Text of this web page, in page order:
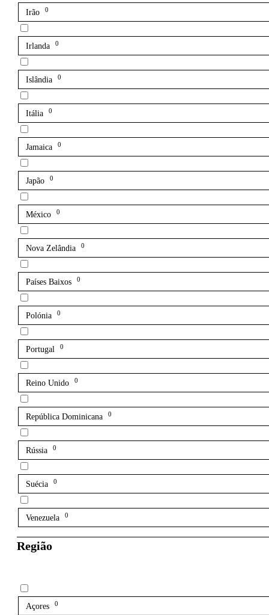
Irão 0
Irlanda 0
Islândia 0
Itália 0
Jamaica 0
Japão 0
México 0
Nova Zelândia 0
Países Baixos 0
Polónia 0
Portugal 0
Reino Unido 0
República Dominicana 0
Rússia 0
Suécia 0
Venezuela 0
Região
Açores 0